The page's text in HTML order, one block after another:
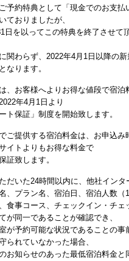
予約特典として「現金でのお支払
いておりましたが、
日を以ってこの特典を終了させて
関わらず、2022年4月1日以降の新
なります。
、お客様へよりお得な値段で宿泊
年4月1日より
ト保証」制度を開始致します。
ご提供する宿泊料金は、お申込み
イトよりもお得な料金で
証致します。
だいた24時間以内に、他社インタ
、プラン名、宿泊日、宿泊人数（1
食事コース、チェックイン・チェ
が同一であることが確認でき、
が予約可能な状況であることの事
られていなかった場合、
お知らせのあった最低宿泊料金と